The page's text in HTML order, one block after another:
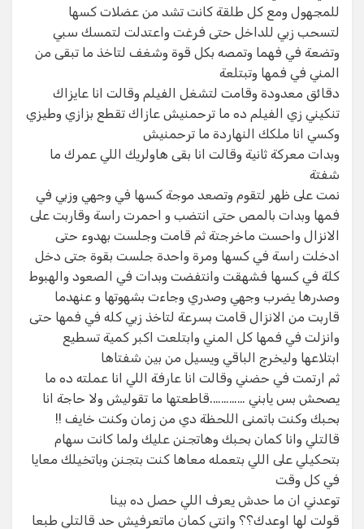
للمجهول ومع كل طلقة كانت تشد من عضلات كسها
لتسحب زبي للداخل حتى فرغت واعتدلت لتمسك سبي
وتضعة في فهما وتمصه بكل قوة وشغف لتاخذ ما تبقى من
المني في فمها وتبتلعة
دقائق معدودة وقامت لتشغل الفيلم وقالت انا عايزاك
تنكيني زي الفيلم ده ما ترحمنيش عازاك تقطع بزازي وطيزي
وكسي انا ملكك النهاردة ما ترحمنيش
وبدات معركة ثانية وقالت انا بقى هاولريك اللي عمرك ما
شفتة
نمت على ظهر لتقوم وتصعد موجة كسها في وجهي وزبي في
فمها وبدات بالمص حتى انتضب و احمرت راسة وقاربت على
الانزال واحست ماخرجتة ثم قامت وجلست بهدوء حتى
ادخلت راسة في كسها ومرة واحدة جلست بقوة جتى دخل
كلة في كسها فشهقت وانتفضت وبدات في الصعود والهبوط
وصدرها يضرب وجهي وصدري وجاءت بشهوتها و عنهدما
قاربت من الانزال قامت بسرعة لتاخذ زبي كله في فمها حتى
وانزلت في فمها كل المني وابتلعت اكبر كمية تسطيع
ابتلاعها وليخرج الباقي ويسيل من بين شفتاها
ثم ارتمت في حضني وقالت انا عارفة اللي انا عملته ده ما
يصحش بس يابني ………….قاطعتها ما تقوليش ولا حاجة انا
بحبك وكنت باتمنى اللحظة دي من زمان وكنت خايف !!
قالتلي وانا كمان بحبك وهاتجنن عليك ولما كانت سهام
بتحكيلي على اللي بتعمله معاها كنت بتجنن وباتخيلك معايا
في كل وقت
توعدني ان ما حدش يعرف اللي حصل ده بينا
قولت لها اوعدك؟؟ وانتي كمان ماتعرفيش حد قالتلي طبعا